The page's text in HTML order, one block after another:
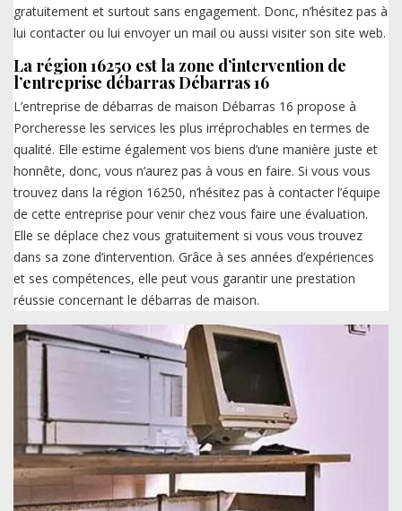
gratuitement et surtout sans engagement. Donc, n’hésitez pas à
lui contacter ou lui envoyer un mail ou aussi visiter son site web.
La région 16250 est la zone d’intervention de
l’entreprise débarras Débarras 16
L’entreprise de débarras de maison Débarras 16 propose à
Porcheresse les services les plus irréprochables en termes de
qualité. Elle estime également vos biens d’une manière juste et
honnête, donc, vous n’aurez pas à vous en faire. Si vous vous
trouvez dans la région 16250, n’hésitez pas à contacter l’équipe
de cette entreprise pour venir chez vous faire une évaluation.
Elle se déplace chez vous gratuitement si vous vous trouvez
dans sa zone d’intervention. Grâce à ses années d’expériences
et ses compétences, elle peut vous garantir une prestation
réussie concernant le débarras de maison.